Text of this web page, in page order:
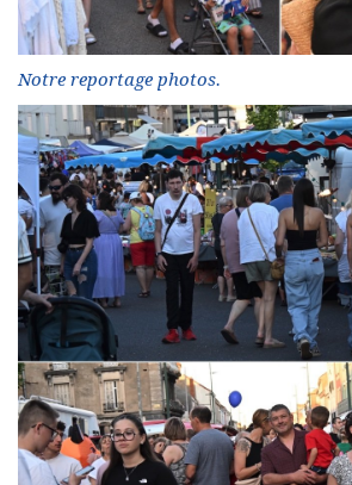
Notre reportage photos.